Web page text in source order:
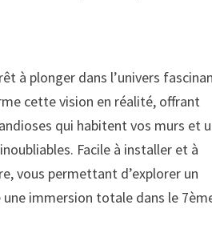
à plonger dans l’univers
cette vision en réalité, offrant
qui habitent vos murs et
Facile à installer et à
vous permettant d’explorer un
immersion totale dans le